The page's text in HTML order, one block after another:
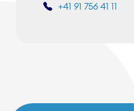
+41 91 756 41 11